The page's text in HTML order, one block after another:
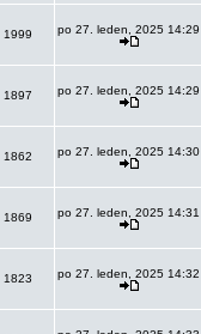
1999 po 27. leden, 2025 14:29
1897 po 27. leden, 2025 14:29
1862 po 27. leden, 2025 14:30
1869 po 27. leden, 2025 14:31
1823 po 27. leden, 2025 14:32